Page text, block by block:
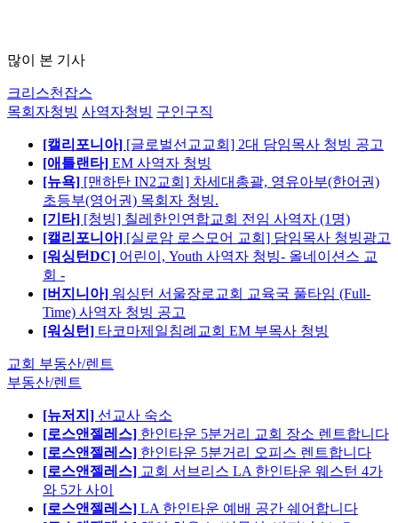
많이 본 기사
크리스천잡스
목회자청빙 사역자청빙 구인구직
[캘리포니아] [글로벌선교교회] 2대 담임목사 청빙 공고
[애틀랜타] EM 사역자 청빙
[뉴욕] [맨하탄 IN2교회] 차세대총괄, 영유아부(한어권)
초등부(영어권) 목회자 청빙.
[기타] [청빙] 칠레한인연합교회 전임 사역자 (1명)
[캘리포니아] [실로암 로스모어 교회] 담임목사 청빙광고
[워싱턴DC] 어린이, Youth 사역자 청빙- 올네이션스 교
회 -
[버지니아] 워싱턴 서울장로교회 교육국 풀타임 (Full-
Time) 사역자 청빙 공고
[워싱턴] 타코마제일침례교회 EM 부목사 청빙
교회 부동산/렌트
부동산/렌트
[뉴저지] 선교사 숙소
[로스앤젤레스] 한인타운 5분거리 교회 장소 렌트합니다
[로스앤젤레스] 한인타운 5분거리 오피스 렌트합니다
[로스앤젤레스] 교회 서브리스 LA 한인타운 웨스턴 4가
와 5가 사이
[로스앤젤레스] LA 한인타운 예배 공간 쉐어합니다